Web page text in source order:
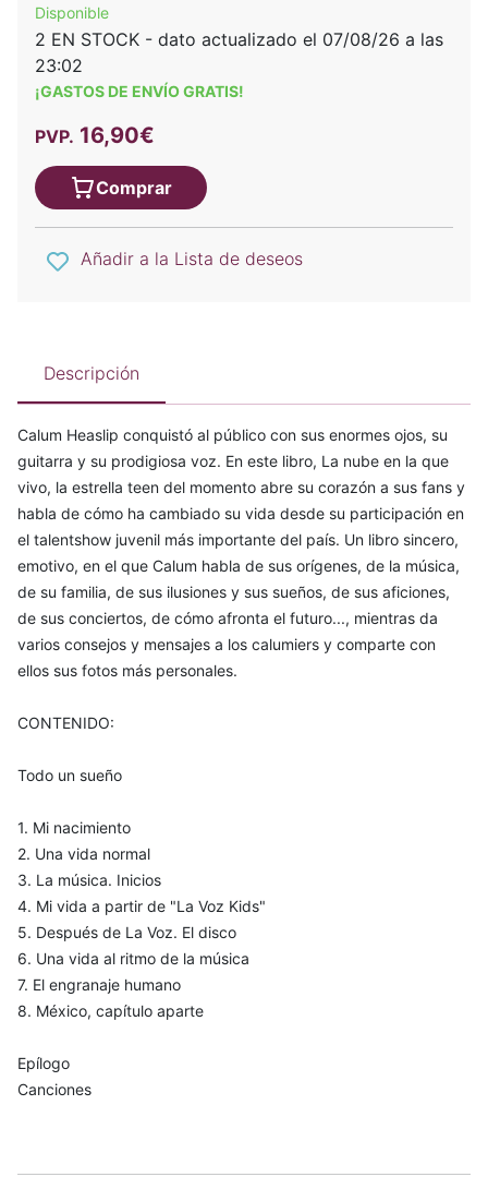
Disponible
2 EN STOCK - dato actualizado el 07/08/26 a las
23:02
¡GASTOS DE ENVÍO GRATIS!
PVP. 16,90€
Comprar
Añadir a la Lista de deseos
Descripción
Calum Heaslip conquistó al público con sus enormes ojos, su
guitarra y su prodigiosa voz. En este libro, La nube en la que
vivo, la estrella teen del momento abre su corazón a sus fans y
habla de cómo ha cambiado su vida desde su participación en
el talentshow juvenil más importante del país. Un libro sincero,
emotivo, en el que Calum habla de sus orígenes, de la música,
de su familia, de sus ilusiones y sus sueños, de sus aficiones,
de sus conciertos, de cómo afronta el futuro..., mientras da
varios consejos y mensajes a los calumiers y comparte con
ellos sus fotos más personales.
CONTENIDO:
Todo un sueño
1. Mi nacimiento
2. Una vida normal
3. La música. Inicios
4. Mi vida a partir de "La Voz Kids"
5. Después de La Voz. El disco
6. Una vida al ritmo de la música
7. El engranaje humano
8. México, capítulo aparte
Epílogo
Canciones